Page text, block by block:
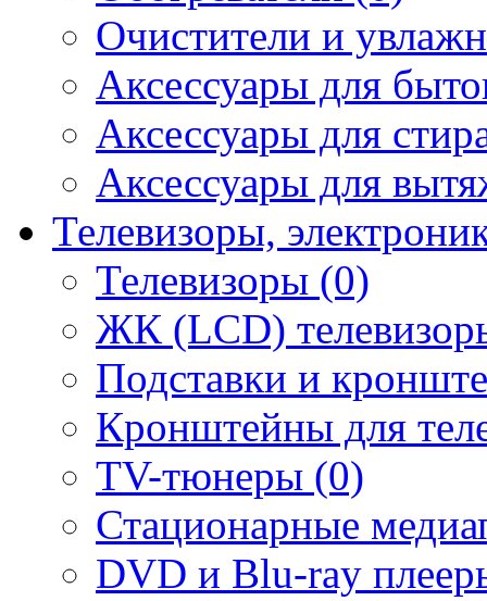
Очистители и
Аксессуары для
Аксессуары для
Аксессуары для
Телевизоры,
Телевизоры (0)
ЖК (LCD)
Подставки и
Кронштейны для
TV-тюнеры (0)
Стационарные
DVD и Blu-ray